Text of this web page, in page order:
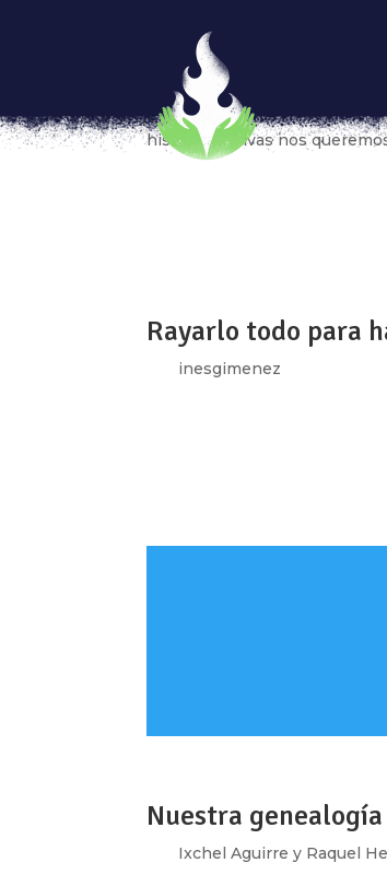
Atravesar desde
por silvanaflores|Sep 29,
históricas, Vivas nos
Rayarlo todo para
inesgimenez
Nuestra
Ixchel Aguirre y Raquel